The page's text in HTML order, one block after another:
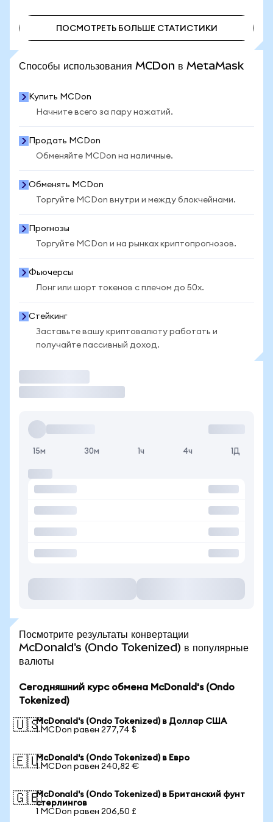
ПОСМОТРЕТЬ БОЛЬШЕ СТАТИСТИКИ
Способы использования MCDon в MetaMask
Купить MCDon
Начните всего за пару нажатий.
Продать MCDon
Обменяйте MCDon на наличные.
Обменять MCDon
Торгуйте MCDon внутри и между блокчейнами.
Прогнозы
Торгуйте MCDon и на рынках криптопрогнозов.
Фьючерсы
Лонг или шорт токенов с плечом до 50x.
Стейкинг
Заставьте вашу криптовалюту работать и
получайте пассивный доход.
15м 30м 1ч 4ч 1Д
Посмотрите результаты конвертации
McDonald's (Ondo Tokenized) в популярные
валюты
Сегодняшний курс обмена McDonald's (Ondo
Tokenized)
🇺🇸McDonald's (Ondo Tokenized) в Доллар США
1 MCDon равен 277,74 $
🇪🇺McDonald's (Ondo Tokenized) в Евро
1 MCDon равен 240,82 €
🇬🇧McDonald's (Ondo Tokenized) в Британский фунт
стерлингов
1 MCDon равен 206,50 £